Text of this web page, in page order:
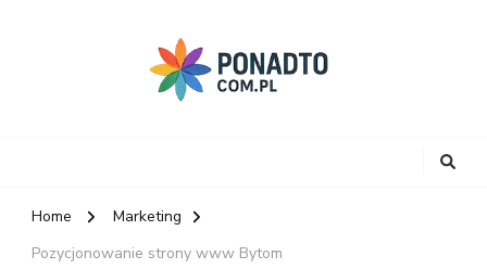
Home
Marketing
Pozycjonowanie strony www Bytom